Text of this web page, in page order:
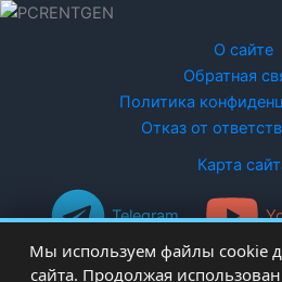
О сайте
Обратная
Политика
Отказ от
Карта
Telegram
Мы используем файлы cookie
сайта. Продолжая